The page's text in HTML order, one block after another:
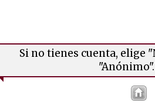
Si no tienes cuenta, elige
"Anónimo".